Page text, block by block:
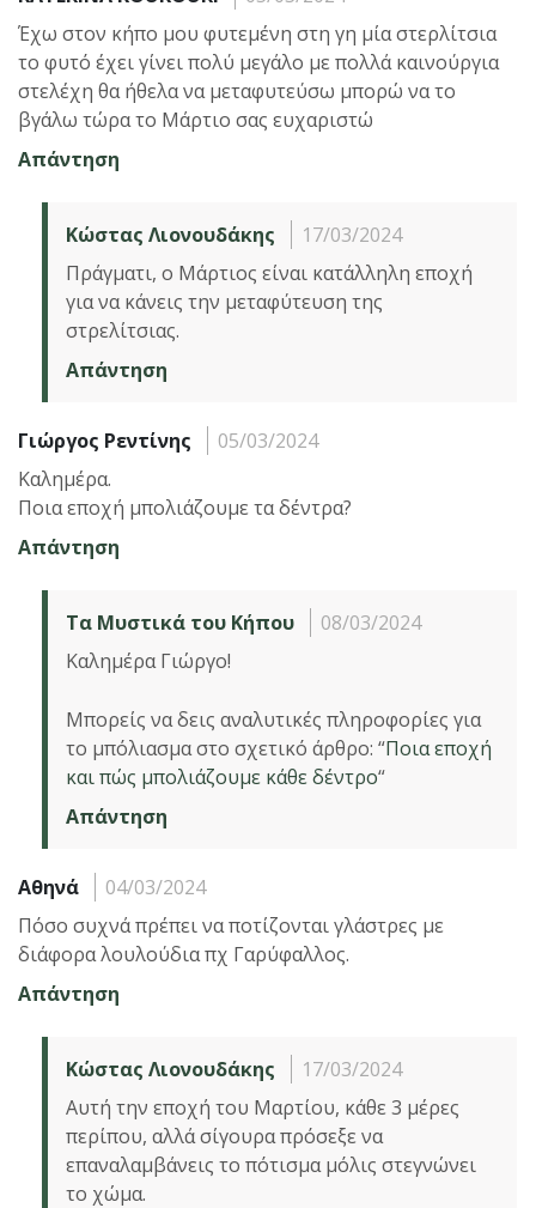
Έχω στον κήπο μου φυτεμένη στη γη μία στερλίτσια
το φυτό έχει γίνει πολύ μεγάλο με πολλά καινούργια
στελέχη θα ήθελα να μεταφυτεύσω μπορώ να το
βγάλω τώρα το Μάρτιο σας ευχαριστώ
Απάντηση
Κώστας Λιονουδάκης
17/03/2024
Πράγματι, ο Μάρτιος είναι κατάλληλη εποχή
για να κάνεις την μεταφύτευση της
στρελίτσιας.
Απάντηση
Γιώργος Ρεντίνης
05/03/2024
Καλημέρα.
Ποια εποχή μπολιάζουμε τα δέντρα?
Απάντηση
Τα Μυστικά του Κήπου
08/03/2024
Καλημέρα Γιώργο!
Μπορείς να δεις αναλυτικές πληροφορίες για
το μπόλιασμα στο σχετικό άρθρο: “Ποια εποχή
και πώς μπολιάζουμε κάθε δέντρο“
Απάντηση
Αθηνά
04/03/2024
Πόσο συχνά πρέπει να ποτίζονται γλάστρες με
διάφορα λουλούδια πχ Γαρύφαλλος.
Απάντηση
Κώστας Λιονουδάκης
17/03/2024
Αυτή την εποχή του Μαρτίου, κάθε 3 μέρες
περίπου, αλλά σίγουρα πρόσεξε να
επαναλαμβάνεις το πότισμα μόλις στεγνώνει
το χώμα.